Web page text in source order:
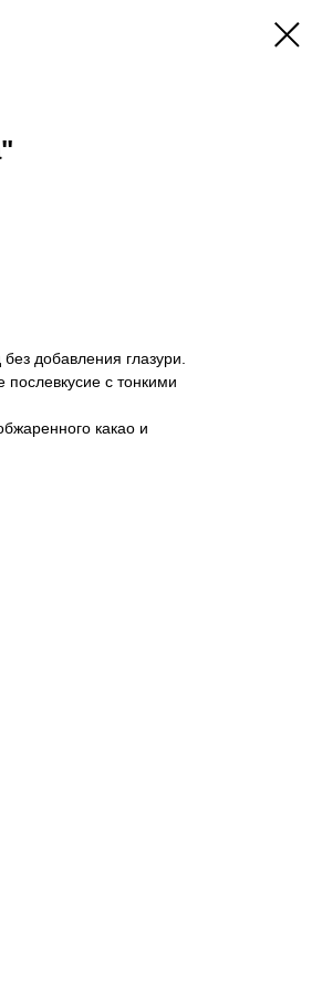
добавления глазури.
с тонкими
какао и